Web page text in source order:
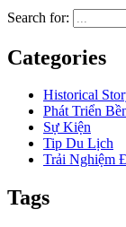
Search for:
Categories
Historical
Phát Triển
Sự Kiện
Tip Du Lịch
Trải Nghiệm
Tags